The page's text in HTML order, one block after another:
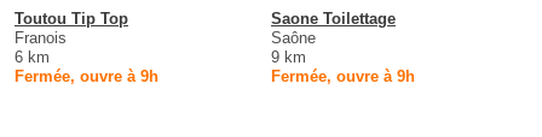
Toutou Tip Top
Franois
6 km
Fermée, ouvre à 9h
Saone Toilettage
Saône
9 km
Fermée, ouvre à 9h